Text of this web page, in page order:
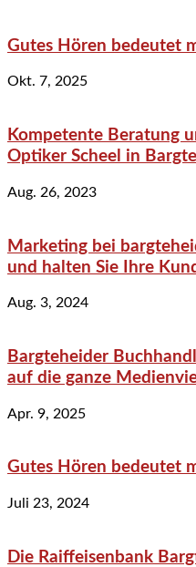
Gutes Hören bedeutet
Okt. 7, 2025
Kompetente Beratung
Optiker Scheel in
Aug. 26, 2023
Marketing bei
und halten Sie Ihre
Aug. 3, 2024
Bargteheider
auf die ganze
Apr. 9, 2025
Gutes Hören bedeutet
Juli 23, 2024
Die Raiffeisenbank